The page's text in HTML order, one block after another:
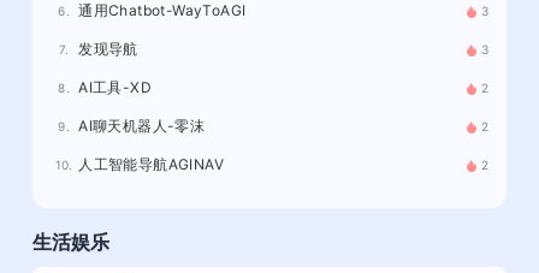
6. 通用Chatbot-WayToAGI 3
7. 发现导航 3
8. AI工具-XD 2
9. AI聊天机器人-零沫 2
10. 人工智能导航AGINAV 2
生活娱乐